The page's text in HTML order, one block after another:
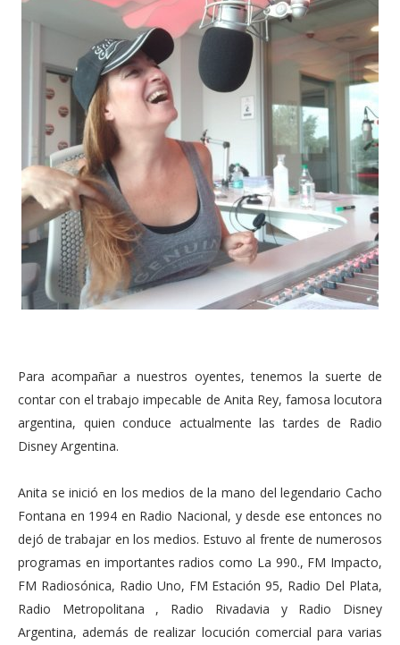
Para acompañar a nuestros oyentes, tenemos la suerte de
contar con el trabajo impecable de Anita Rey, famosa locutora
argentina, quien conduce actualmente las tardes de Radio
Disney Argentina.
Anita se inició en los medios de la mano del legendario Cacho
Fontana en 1994 en Radio Nacional, y desde ese entonces no
dejó de trabajar en los medios. Estuvo al frente de numerosos
programas en importantes radios como La 990., FM Impacto,
FM Radiosónica, Radio Uno, FM Estación 95, Radio Del Plata,
Radio Metropolitana , Radio Rivadavia y Radio Disney
Argentina, además de realizar locución comercial para varias